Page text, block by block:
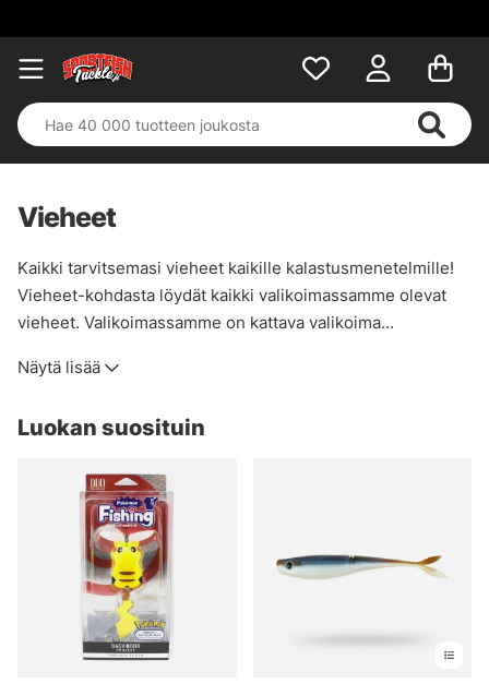
Vieheet
Kaikki tarvitsemasi vieheet kaikille kalastusmenetelmille!
Vieheet-kohdasta löydät kaikki valikoimassamme olevat
vieheet. Valikoimassamme on kattava valikoima
valmistajia. Me Sportfishtacklella olemme sitä mieltä, että
huomata tässä kategoriassa!
Näytä lisää
Luokan suosituin